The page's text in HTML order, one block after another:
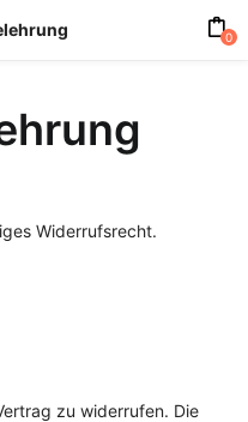
0
Widerrufsrecht.
zu widerrufen. Die